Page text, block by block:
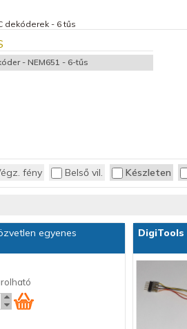
dekóderek - 6 tűs
- NEM651 - 6-tűs
fény Belső vil. Készleten
egyenes DigiTools